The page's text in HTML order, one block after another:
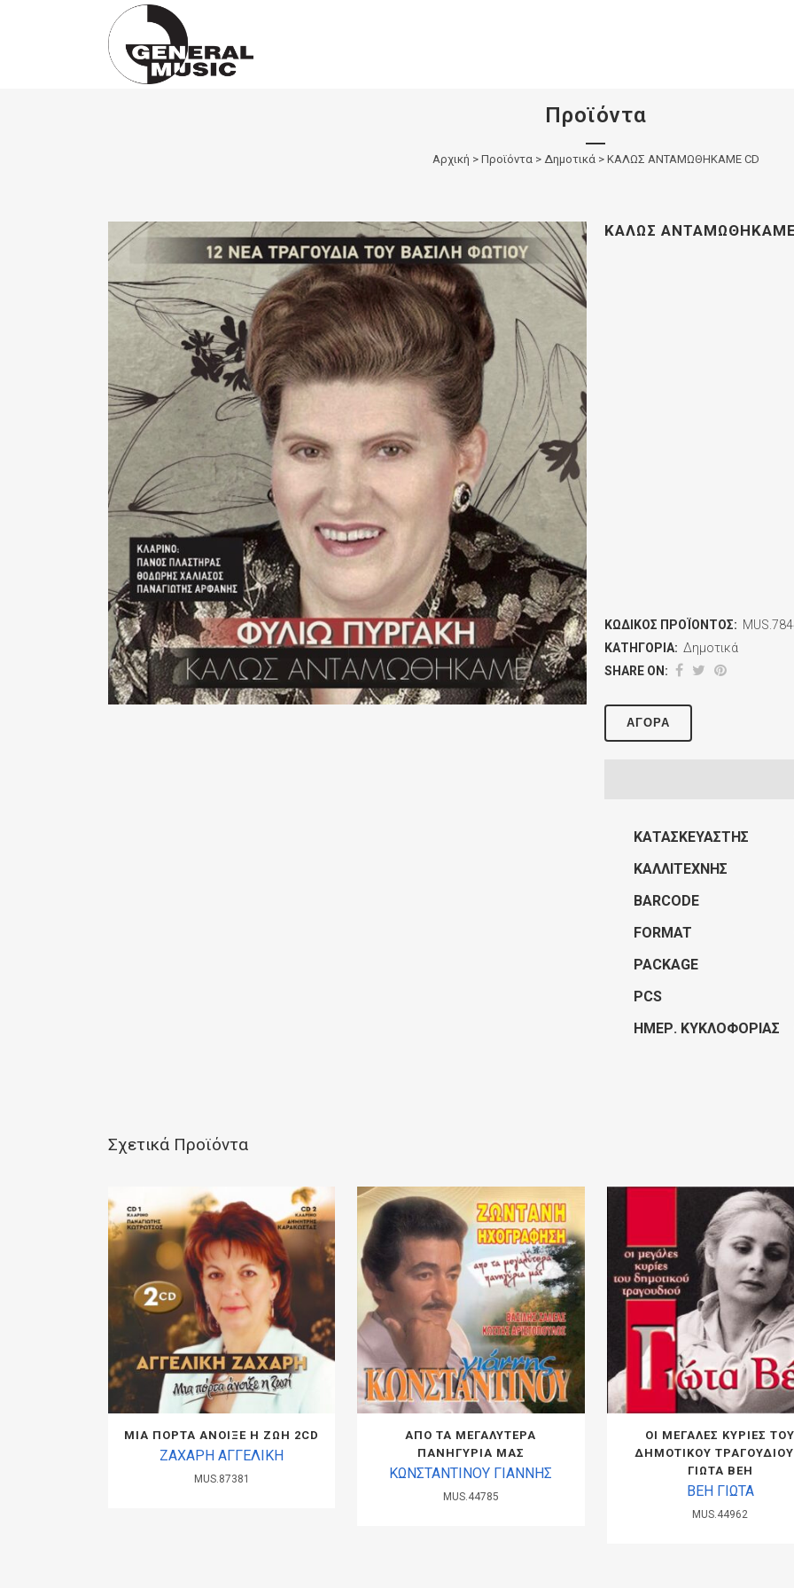
Products
Προϊόντα
Αρχική > Προϊόντα> Δημοτικά> ΚΑΛΩΣ ΑΝΤΑΜΩΘΗΚΑΜΕ CD
ΚΑΛΩΣ ΑΝΤΑΜΩΘΗΚΑΜΕ
ΚΩΔΙΚΌΣ ΠΡΟΪΌΝΤΟΣ:
ΚΑΤΗΓΟΡΊΑ: Δημοτικά
SHARE ON:
ΑΓΟΡΆ
ΚΑΤΑΣΚΕΥΑΣΤΉΣ
ΚΑΛΛΙΤΈΧΝΗΣ
BARCODE
FORMAT
PACKAGE
PCS
ΗΜΕΡ. ΚΥΚΛΟΦΟΡΊΑΣ
Σχετικά Προϊόντα
ΜΙΑ ΠΟΡΤΑ ΑΝΟΙΞΕ Η ΖΩΗ 2CD
ΖΑΧΑΡΗ ΑΓΓΕΛΙΚΗ
MUS.87381
ΑΠΟ ΤΑ ΜΕΓΑΛΥΤΕΡΑ
ΠΑΝΗΓΥΡΙΑ ΜΑΣ
ΚΩΝΣΤΑΝΤΙΝΟΥ ΓΙΑΝΝΗΣ
MUS.44785
ΟΙ ΜΕΓΑΛΕΣ ΚΥΡΙΕΣ ΤΟΥ
ΔΗΜΟΤΙΚΟΥ
ΓΙΩΤΑ ΒΕΗ
ΒΕΗ ΓΙΩΤΑ
MUS.44962